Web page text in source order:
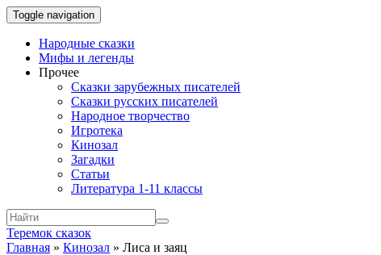
Toggle navigation
Народные сказки
Мифы и легенды
Прочее
Сказки зарубежных писателей
Сказки русских писателей
Народное творчество
Игротека
Кинозал
Загадки
Статьи
Литература 1-11 классы
Теремок сказок
Главная » Кинозал » Лиса и заяц